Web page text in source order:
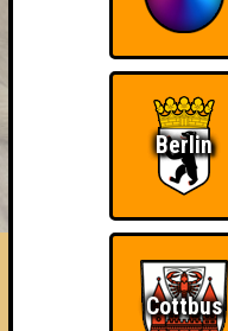
HIGHSCORE
FAQ
Thin Quizzy
Berlin
Cottbus